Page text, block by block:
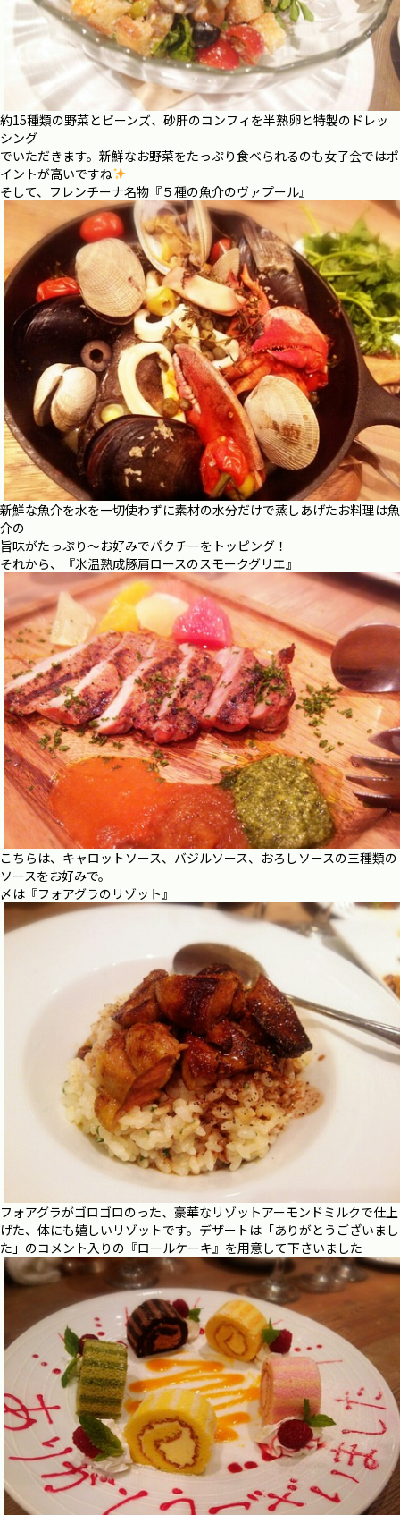
約15種類の野菜とビーンズ、砂肝のコンフィを半熟卵と特製のドレッ
シング
でいただきます。新鮮なお野菜をたっぷり食べられるのも女子会ではポ
イントが高いですね
そして、フレンチーナ名物『５種の魚介のヴァプール』
新鮮な魚介を水を一切使わずに素材の水分だけで蒸しあげたお料理は魚
介の
旨味がたっぷり～お好みでパクチーをトッピング！
それから、『氷温熟成豚肩ロースのスモークグリエ』
こちらは、キャロットソース、バジルソース、おろしソースの三種類の
ソースをお好みで。
〆は『フォアグラのリゾット』
フォアグラがゴロゴロのった、豪華なリゾットアーモンドミルクで仕上
げた、体にも嬉しいリゾットです。デザートは「ありがとうございまし
た」のコメント入りの『ロールケーキ』を用意して下さいました